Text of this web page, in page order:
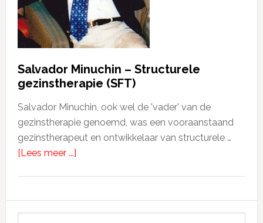
Salvador Minuchin – Structurele
gezinstherapie (SFT)
Salvador Minuchin, ook wel de 'vader' van de
gezinstherapie genoemd, was een vooraanstaand
gezinstherapeut en ontwikkelaar van structurele …
[Lees meer ...]